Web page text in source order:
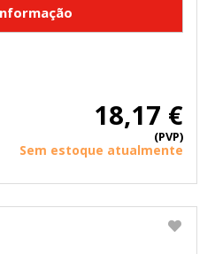
18,17 €
(PVP)
Sem estoque atualmente
de la página. También puedes